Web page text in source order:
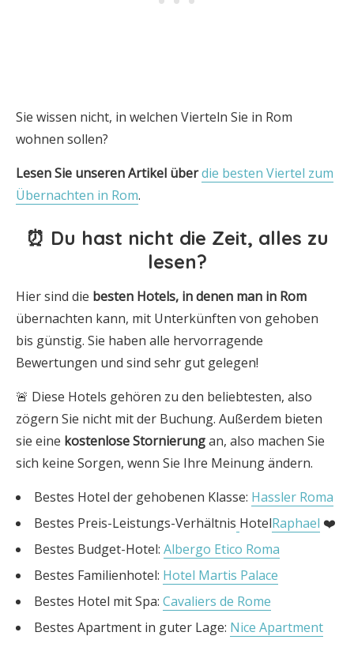
Sie wissen nicht, in welchen Vierteln Sie in Rom
wohnen sollen?
Lesen Sie unseren Artikel überdie besten Viertel zum
Übernachten in Rom.
⏰ Du hast nicht die Zeit, alles zu
lesen?
Hier sind die besten Hotels, in denen man in Rom
übernachten kann, mit Unterkünften von gehoben
bis günstig. Sie haben alle hervorragende
Bewertungen und sind sehr gut gelegen!
🚨 Diese Hotels gehören zu den beliebtesten, also
zögern Sie nicht mit der Buchung. Außerdem bieten
sie eine kostenlose Stornierungan, also machen Sie
sich keine Sorgen, wenn Sie Ihre Meinung ändern.
Bestes Hotel der gehobenen Klasse: Hassler Roma
Bestes Preis-Leistungs-Verhältnis HotelRaphael ❤️
Bestes Budget-Hotel: Albergo Etico Roma
Bestes Familienhotel: Hotel Martis Palace
Bestes Hotel mit Spa: Cavaliers de Rome
Bestes Apartment in guter Lage: Nice Apartment